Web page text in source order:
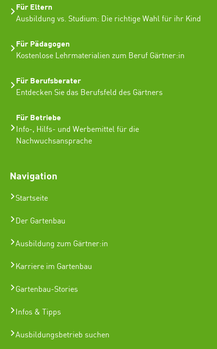
Für Eltern
Ausbildung vs. Studium: Die richtige Wahl für ihr Kind
Für Pädagogen
Kostenlose Lehrmaterialien zum Beruf Gärtner:in
Für Berufsberater
Entdecken Sie das Berufsfeld des Gärtners
Für Betriebe
Info-, Hilfs- und Werbemittel für die
Nachwuchsansprache
Navigation
Startseite
Der Gartenbau
Ausbildung zum Gärtner:in
Karriere im Gartenbau
Gartenbau-Stories
Infos & Tipps
Ausbildungsbetrieb suchen